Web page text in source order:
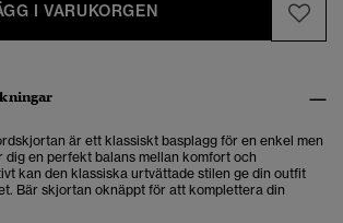
I VARUKORGEN
är ett klassiskt basplagg för en enkel men
dig en perfekt balans mellan komfort och
kan den klassiska urtvättade stilen ge din outfit
Bär skjortan oknäppt för att komplettera din